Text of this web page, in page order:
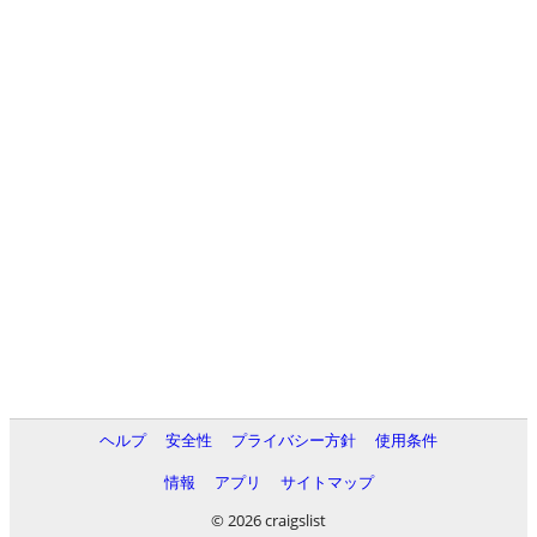
ヘルプ 安全性 プライバシー方針
使用条件
情報
アプリ
サイトマップ
© 2026 craigslist